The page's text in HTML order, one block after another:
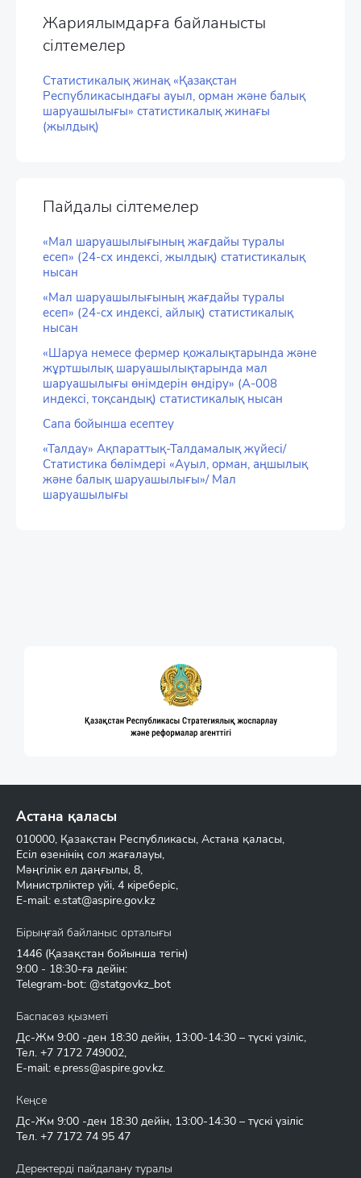
Жариялымдарға байланысты
сілтемелер
Статистикалық жинақ «Қазақстан
Республикасындағы ауыл, орман және балық
шаруашылығы» статистикалық жинағы
(жылдық)
Пайдалы сілтемелер
«Мал шаруашылығының жағдайы туралы
есеп» (24-сх индексі, жылдық) статистикалық
нысан
«Мал шаруашылығының жағдайы туралы
есеп» (24-сх индексі, айлық) статистикалық
нысан
«Шаруа немесе фермер қожалықтарында және
жұртшылық шаруашылықтарында мал
шаруашылығы өнімдерін өндіру» (А-008
индексі, тоқсандық) статистикалық нысан
Сапа бойынша есептеу
«Талдау» Ақпараттық-Талдамалық жүйесі/
Статистика бөлімдері «Ауыл, орман, аңшылық
және балық шаруашылығы»/ Мал
шаруашылығы
Астана қаласы
010000, Қазақстан Республикасы, Астана қаласы,
Есіл өзенінің сол жағалауы,
Мәңгілік ел даңғылы, 8,
Министрліктер үйі, 4 кіреберіс,
E-mail: e.stat@aspire.gov.kz
Бірыңғай байланыс орталығы
1446 (Қазақстан бойынша тегін)
9:00 - 18:30-ға дейін:
Telegram-bot: @statgovkz_bot
Баспасөз қызметі
Дс-Жм 9:00 -ден 18:30 дейін, 13:00-14:30 – түскі үзіліс,
Тел. +7 7172 749002,
E-mail: e.press@aspire.gov.kz.
Кеңсе
Дс-Жм 9:00 -ден 18:30 дейін, 13:00-14:30 – түскі үзіліс
Тел. +7 7172 74 95 47
Деректерді пайдалану туралы